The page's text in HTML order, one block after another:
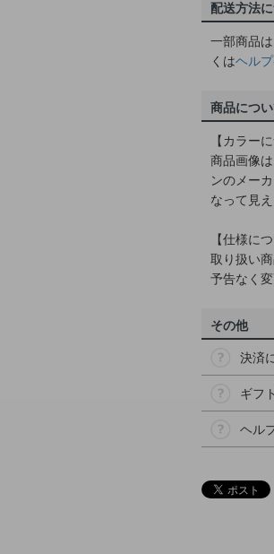
配送方法
一部商品
くはヘル
商品につ
【カラー
商品画像
ンのメー
なって見
【仕様に
取り扱い
予告なく
その他
決済
ギフ
ヘル